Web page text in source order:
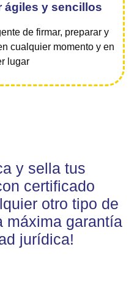
ágiles y sencillos
de firmar, preparar y
cualquier momento y en
lugar
y sella tus
certificado
otro tipo de
máxima garantía
jurídica!